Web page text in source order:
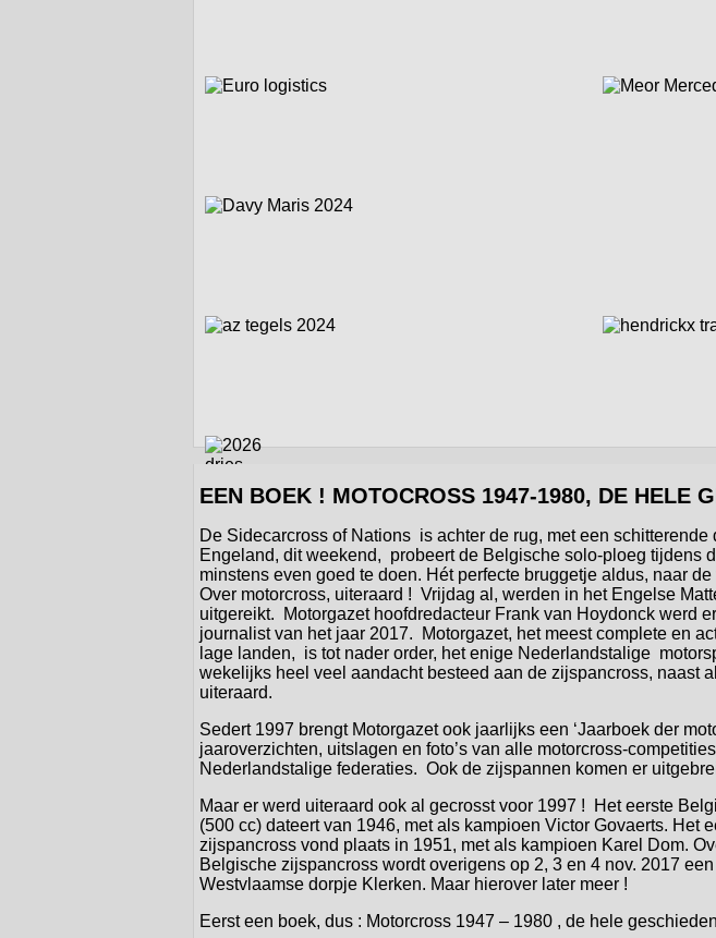
zijspancrossmonument op de rotonde aan de Gentstraat. Een
EEN BOEK ! MOTOCROSS 1947-1980, DE HELE
De Sidecarcross of Nations is achter de rug, met een
Engeland, dit weekend, probeert de Belgische solo-ploeg tijdens
minstens even goed te doen. Hét perfecte bruggetje aldus, naar
Over motorcross, uiteraard ! Vrijdag al, werden in het Engelse
uitgereikt. Motorgazet hoofdredacteur Frank van Hoydonck werd
journalist van het jaar 2017. Motorgazet, het meest complete en
lage landen, is tot nader order, het enige Nederlandstalige
wekelijks heel veel aandacht besteed aan de zijspancross, naast
uiteraard.
Sedert 1997 brengt Motorgazet ook jaarlijks een ‘Jaarboek der
jaaroverzichten, uitslagen en foto’s van alle motorcross-
Nederlandstalige federaties. Ook de zijspannen komen er
Maar er werd uiteraard ook al gecrosst voor 1997 ! Het eerste
(500 cc) dateert van 1946, met als kampioen Victor Govaerts. Het
zijspancross vond plaats in 1951, met als kampioen Karel Dom.
Belgische zijspancross wordt overigens op 2, 3 en 4 nov. 2017
Westvlaamse dorpje Klerken. Maar hierover later meer !
Eerst een boek, dus : Motorcross 1947 – 1980 , de hele